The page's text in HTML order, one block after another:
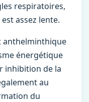
respiratoires,
assez lente.
anthelminthique
énergétique
inhibition de la
au
du